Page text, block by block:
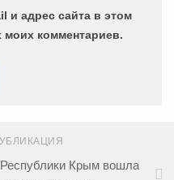
и адрес сайта в этом
комментариев.
Крым вошла